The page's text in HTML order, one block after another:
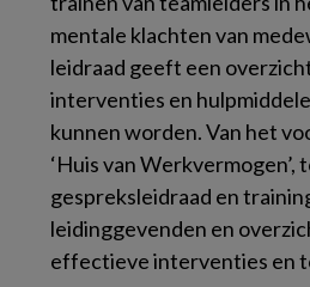
mentale klachten van
leidraad geeft een
interventies en
kunnen worden. Van het
‘Huis van Werkvermogen’,
gespreksleidraad en
leidinggevenden en
effectieve interventies en